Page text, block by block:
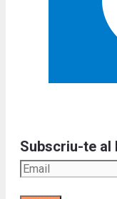
Subscriu-te al